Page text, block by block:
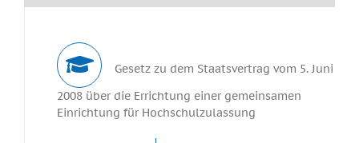
Gesetz zu dem Staatsvertrag vom 5. Juni
2008 über die Errichtung einer gemeinsamen
Einrichtung für Hochschulzulassung